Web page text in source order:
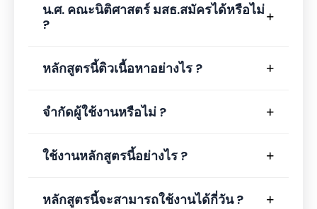
น.ศ. คณะนิติศาสตร์ มสธ.สมัครได้หรือไม่
?
หลักสูตรนี้ติวเนื้อหาอย่างไร ?
จำกัดผู้ใช้งานหรือไม่ ?
ใช้งานหลักสูตรนี้อย่างไร ?
หลักสูตรนี้จะสามารถใช้งานได้กี่วัน ?